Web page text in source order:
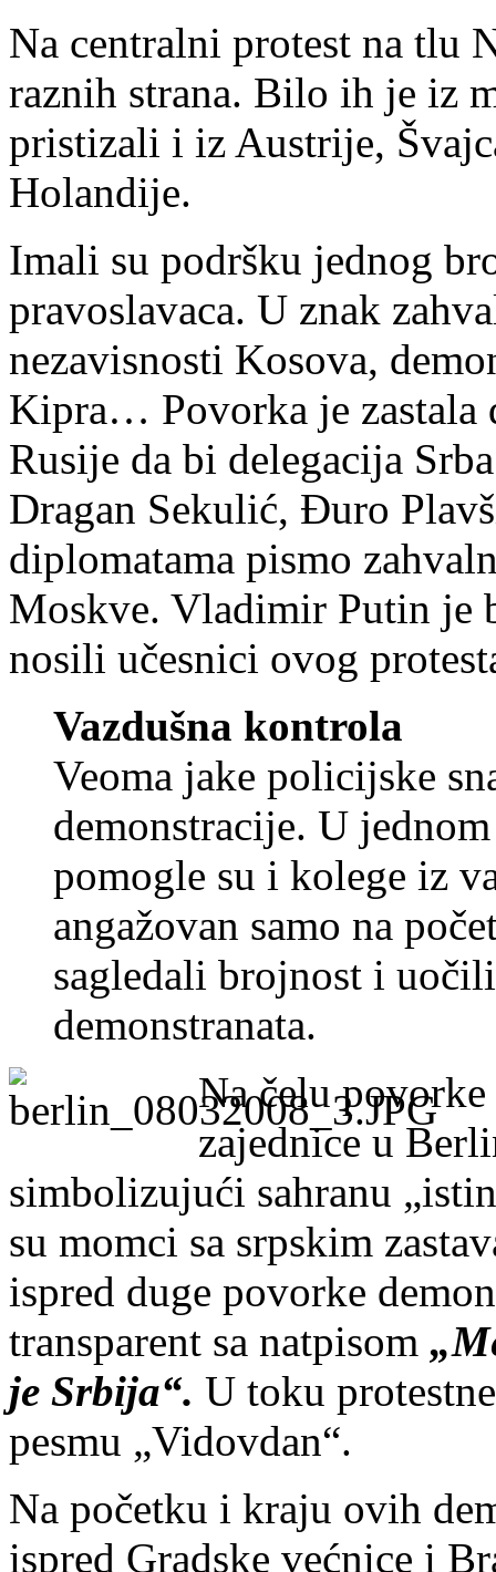
Na centralni protest na tlu
raznih strana. Bilo ih je iz
pristizali i iz Austrije,
Holandije.
Imali su podršku jednog
pravoslavaca. U znak
nezavisnosti Kosova,
Kipra… Povorka je zastala
Rusije da bi delegacija
Dragan Sekulić, Đuro
diplomatama pismo
Moskve. Vladimir Putin
nosili učesnici ovog
Vazdušna kontrola
Veoma jake policijske
demonstracije. U
pomogle su i kolege iz
angažovan samo na
sagledali brojnost i
demonstranata.
Na čelu
zajednice u
simbolizujući sahranu
su momci sa srpskim
ispred duge povorke
transparent sa natpisom
je Srbija“. U toku
pesmu „Vidovdan“.
Na početku i kraju ovih
ispred Gradske većnice i